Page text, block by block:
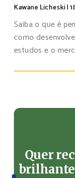
Kawane Licheski|
Saiba o que é
como
estudos e o
Quer